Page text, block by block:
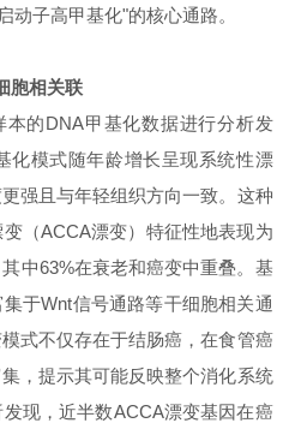
动子高甲基化"的核心通路。
胞相关联
本的DNA甲基化数据进行分析发
化模式随年龄增长呈现系统性漂
强且与年轻组织方向一致。这种
（ACCA漂变）特征性地表现为
中63%在衰老和癌变中重叠。基
集于Wnt信号通路等干细胞相关通
式不仅存在于结肠癌，在食管癌
，提示其可能反映整个消化系统
发现，近半数ACCA漂变基因在癌